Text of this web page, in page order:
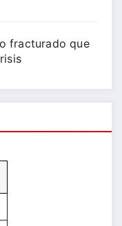
fracturado que